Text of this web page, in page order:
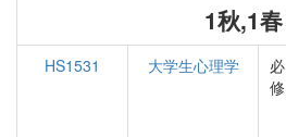
1秋,1春
HS1531 大学生心理学
必
修